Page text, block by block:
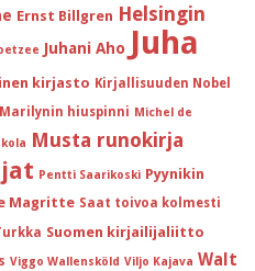
Ernst Billgren Helsingin
Juhani Aho Juha
kirjasto Kirjallisuuden Nobel
Marilynin hiuspinni Michel de
Musta runokirja
Pentti Saarikoski Pyynikin
Magritte Saat toivoa kolmesti
Suomen kirjailijaliitto
Viggo Wallensköld Viljo Kajava Walt